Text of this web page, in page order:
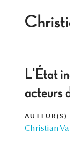
L'État
acteurs
AUTEUR(S)
Christian